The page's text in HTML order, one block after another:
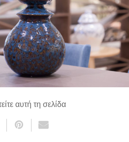
αυτή τη σελίδα